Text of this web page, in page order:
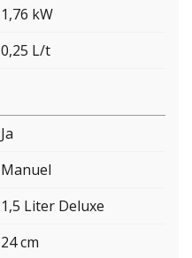
1,76 kW
0,25 L/t
Ja
Manuel
1,5 Liter Deluxe
24 cm